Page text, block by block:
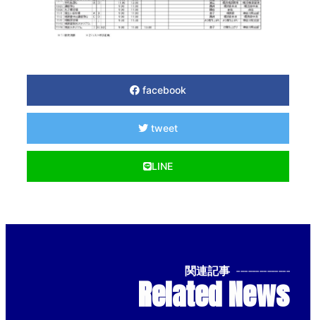
facebook
tweet
LINE
関連記事 --------------
Related News